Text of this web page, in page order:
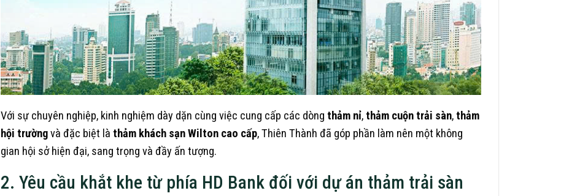
Với sự chuyên nghiệp, kinh nghiệm dày dặn cùng việc cung cấp các dòng thảm nỉ,thảm cuộn trải sàn,thảm
hội trườngvà đặc biệt là thảm khách sạn Wilton cao cấp, Thiên Thành đã góp phần làm nên một không
gian hội sở hiện đại, sang trọng và đầy ấn tượng.
2. Yêu cầu khắt khe từ phía HD Bank đối với dự án thảm trải sàn